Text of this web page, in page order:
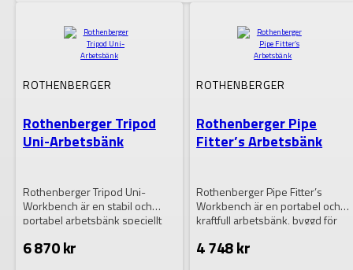
Lagerstatus
VISA RESULTAT
ROTHENBERGER
Rothenberger Tripod
Uni-Arbetsbänk
Rothenberger Tripod Uni-
Workbench är en stabil och
portabel arbetsbänk speciellt
VVS-installationer….
6 870kr
ROTHENBERGER
Rothenberger Pipe
Fitter’s Arbetsbänk
Rothenberger Pipe Fitter’s
Workbench är en portabel och
kraftfull arbetsbänk, byggd för
4 748kr